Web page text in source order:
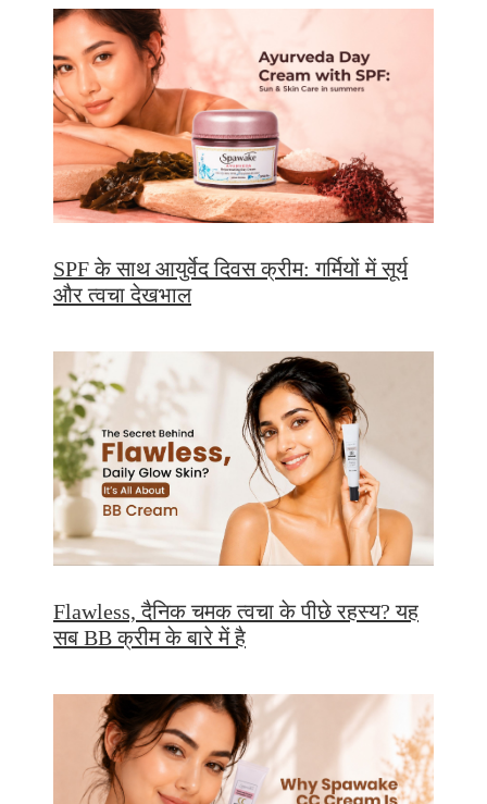
SPF के साथ आयुर्वेद दिवस क्रीम: गर्मियों में सूर्य
और त्वचा देखभाल
Flawless, दैनिक चमक त्वचा के पीछे रहस्य? यह
सब BB क्रीम के बारे में है